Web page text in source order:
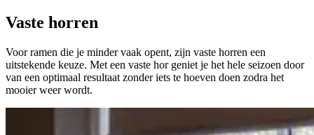
Vaste horren
Voor ramen die je minder vaak opent, zijn vaste horren een
uitstekende keuze. Met een vaste hor geniet je het hele seizoen door
van een optimaal resultaat zonder iets te hoeven doen zodra het
mooier weer wordt.